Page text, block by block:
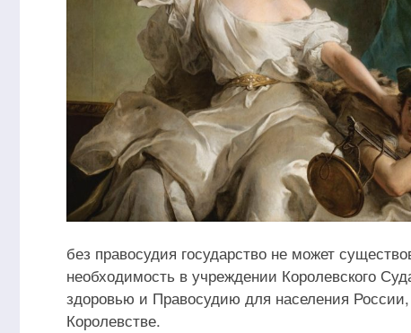
без правосудия государство не может
необходимость в учреждении Королевского
здоровью и Правосудию для населения
Королевстве.